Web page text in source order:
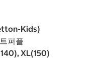
Kids)
퍼플
XL(150)